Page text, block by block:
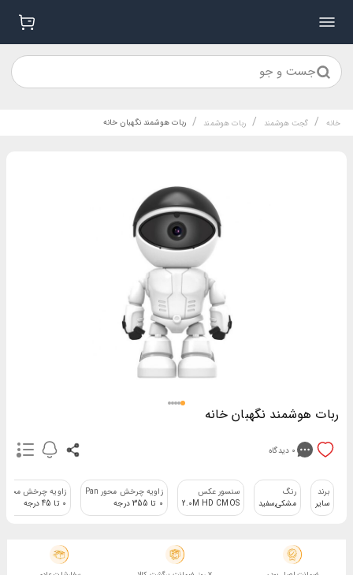
جست و جو
خانه / گجت هوشمند / ربات هوشمند / ربات هوشمند نگهبان خانه
ربات هوشمند نگهبان خانه
0 دیدگاه
برند
سایر
رنگ
مشکی,سفید
سنسور عکس
2.0M HD CMOS
زاویه چرخش محور Pan
0 تا 355 درجه
زاویه چرخش محور Tilt
0 تا 45 درجه